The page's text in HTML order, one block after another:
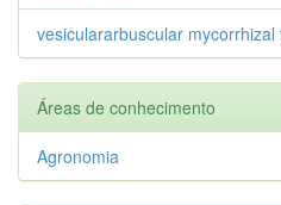
vesiculararbuscular mycorrhizal
Áreas de conhecimento
Agronomia